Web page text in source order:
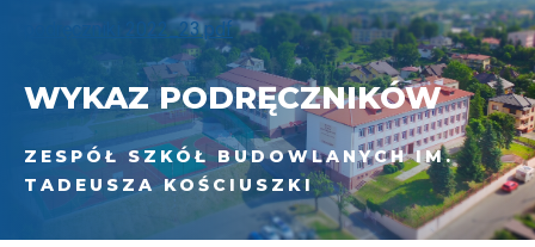
podręczniki 2022_23.pdf
WYKAZ PODRĘCZNIKÓW
ZESPÓŁ SZKÓŁ BUDOWLANYCH IM.
TADEUSZA KOŚCIUSZKI